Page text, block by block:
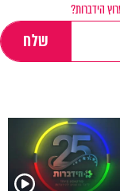
הידברות?